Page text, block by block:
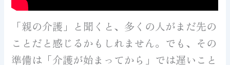
「親の介護」と聞くと、多くの人がまだ先の
ことだと感じるかもしれません。でも、その
準備は「介護が始まってから」では遅いこと